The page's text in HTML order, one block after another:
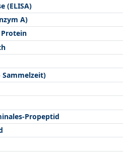
(ELISA)
A)
Propeptid